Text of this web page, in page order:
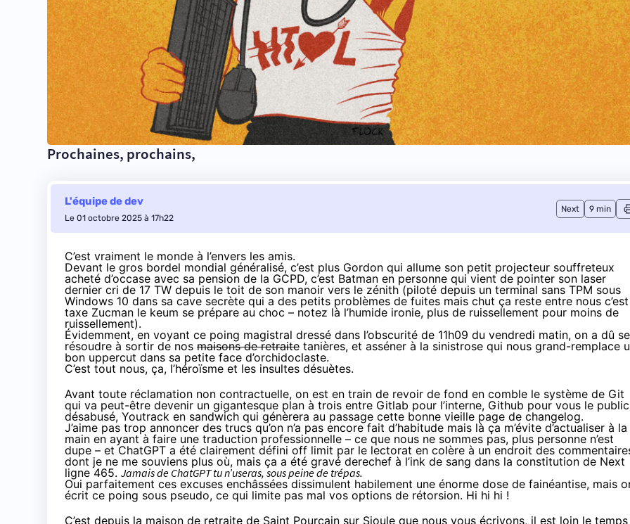
Prochaines, prochains,
L'équipe de dev
Le 01 octobre 2025 à 17h22
Next 9 min
C’est vraiment le monde à l’envers les amis.
Devant le gros bordel mondial généralisé, c’est plus Gordon qui allume son petit projecteur souffreteux
acheté d’occase avec sa pension de la GCPD, c’est Batman en personne qui vient de pointer son laser
dernier cri de 17 TW depuis le toit de son manoir vers le zénith (piloté depuis un terminal sans TPM sous
Windows 10 dans sa cave secrète qui a des petits problèmes de fuites mais chut ça reste entre nous
taxe Zucman le keum se prépare au choc – notez là l’humide ironie, plus de ruissellement pour moins de
ruissellement).
Évidemment, en voyant ce poing magistral dressé dans l’obscurité de 11h09 du vendredi matin, on a dû se
résoudre à sortir de nos maisons de retraite tanières, et asséner à la sinistrose qui nous grand-remplace
bon uppercut dans sa petite face d’orchidoclaste.
C’est tout nous, ça, l’héroïsme et les insultes désuètes.
Avant toute réclamation non contractuelle, on est en train de revoir de fond en comble le système de Git
qui va peut-être devenir un gigantesque plan à trois entre Gitlab pour l’interne, Github pour vous le public
désabusé, Youtrack en sandwich qui génèrera au passage cette bonne vieille page de changelog.
J’aime pas trop annoncer des trucs qu’on n’a pas encore fait d’habitude mais là ça m’évite d’actualiser à la
main en ayant à faire une traduction professionnelle – ce que nous ne sommes pas, plus personne n’est
dupe – et ChatGPT a été clairement défini off limit par le lectorat en colère à un endroit des
dont je ne me souviens plus où, mais ça a été gravé derechef à l’ink de sang dans la constitution de Next
ligne 465. Jamais de ChatGPT tu n’useras, sous peine de trépas.
Oui parfaitement ces excuses enchâssées dissimulent habilement une énorme dose de fainéantise, mais
écrit ce poing sous pseudo, ce qui limite pas mal vos options de rétorsion. Hi hi hi !
C’est depuis la maison de retraite de Saint Pourçain sur Sioule que nous vous écrivons, il est loin le temps